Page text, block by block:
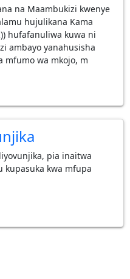
na Maambukizi kwenye
hujulikana Kama
hufafanuliwa kuwa ni
ambayo yanahusisha
mfumo wa mkojo, m
pia inaitwa
kupasuka kwa mfupa